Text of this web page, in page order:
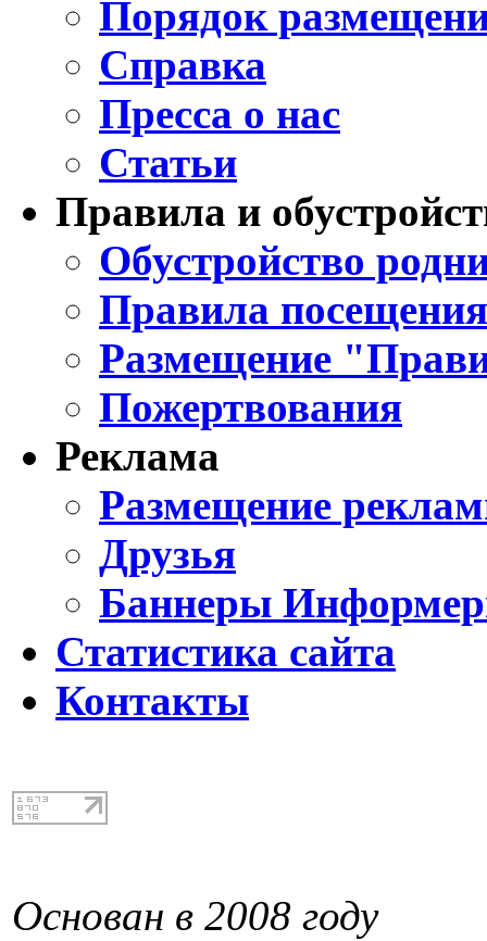
Порядок
Справка
Пресса о нас
Статьи
Правила и
Обустройство
Правила
Размещение
Пожертвования
Реклама
Размещение
Друзья
Баннеры
Статистика сайта
Контакты
Основан в 2008 году